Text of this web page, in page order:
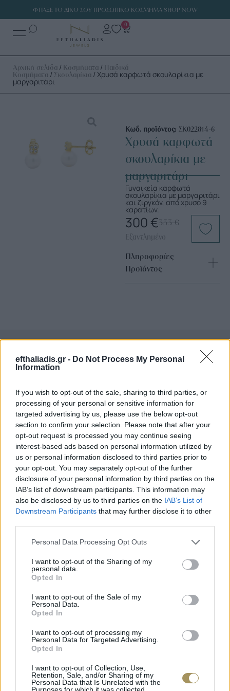
efthaliadis.gr - Do Not Process My Personal
Information
If you wish to opt-out of the sale, sharing to third parties, or
processing of your personal or sensitive information for
targeted advertising by us, please use the below opt-out
section to confirm your selection. Please note that after your
opt-out request is processed you may continue seeing
interest-based ads based on personal information utilized by
us or personal information disclosed to third parties prior to
your opt-out. You may separately opt-out of the further
disclosure of your personal information by third parties on the
IAB’s list of downstream participants. This information may
also be disclosed by us to third parties on the IAB’s List of
Downstream Participants that may further disclose it to other
Personal Data Processing Opt Outs
I want to opt-out of the Sharing of my
personal data.
Opted In
I want to opt-out of the Sale of my
Personal Data.
Opted In
I want to opt-out of processing my
Personal Data for Targeted Advertising.
Opted In
I want to opt-out of Collection, Use,
Retention, Sale, and/or Sharing of my
Personal Data that Is Unrelated with the
Purposes for which it was collected.
ΦΤΙΑΞΕ ΤΟ ΔΙΚΟ ΣΟΥ ΠΡΟΣΩΠΙΚΟ ΚΟΣΜΗΜΑ SHOP NOW
0
Αρχική σελίδα / Κοσμήματα / Παιδικά
Κοσμήματα / Σκουλαρίκια / Χρυσά καρφωτά σκουλαρίκια με
μαργαριτάρι
Κωδ. προϊόντος: ΣΚ022814-6
Χρυσά καρφωτά
σκουλαρίκια με
μαργαριτάρι
Γυναικεία καρφωτά
σκουλαρίκια με μαργαριτάρι
και ζιργκόν, από χρυσό 9
καρατίων.
333€
300 €
Εξαντλημένο
Πληροφορίες
Προϊόντος
Επιλογές Που Ταιριάζουν
Ανακαλύψτε τα κοσμήματα που αγαπήθηκαν περισσότερο!
Εδώ θα βρείτε τις κορυφαίες επιλογές που ξεχωρίζουν για
το μοναδικό τους στυλ και την εξαιρετική τους ποιότητα.
ΧΡΥΣΌΣ 18 ΚΑΡΑΤΊΩΝ -10%
ΜΟΝΌΠΕΤΡΟ ΔΑΧΤΥΛΊΔΙ ΜΕ
ΔΙΑΜΆΝΤΙ 0.35CT
€ 1.737